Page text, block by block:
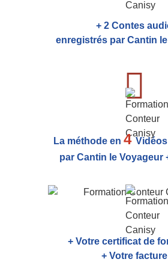
+ 2 Contes
enregistrés par Cantin
La méthode en 4
par Cantin le Voyageur
+ Votre certificat de
+ Votre facture